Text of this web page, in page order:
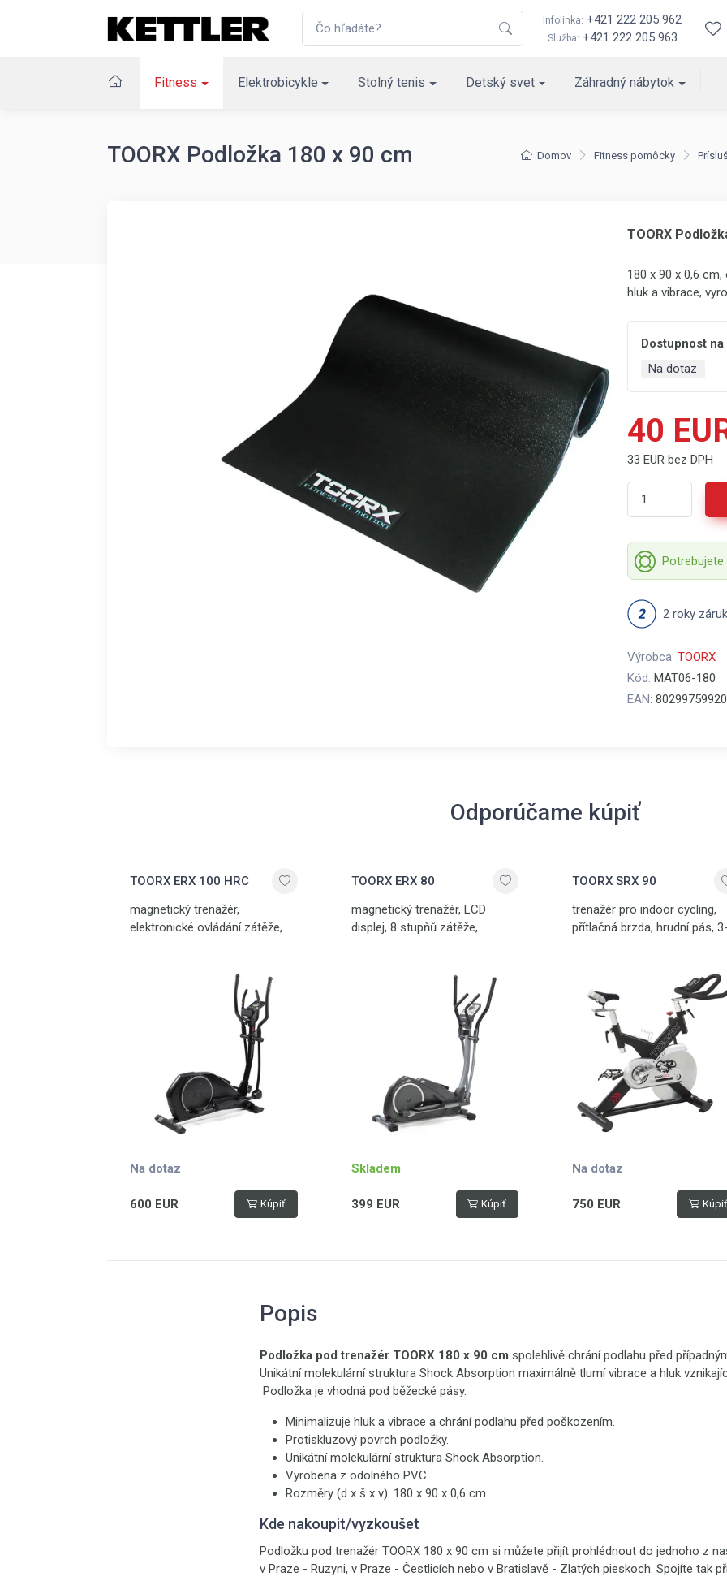
Infolinka: +421 222 205 962
Služba: +421 222 205 963
Fitness Elektrobicykle Stolný tenis Detský svet Záhradný nábytok
Domov Fitness pomôcky
TOORX Podložka 180 x 90 cm
TOORX
180 x 90 x 0,6
hluk a vibrace,
Dostupnost
Na dotaz
40
33 EUR bez DPH
2 roky
Výrobca: TOORX
Kód: MAT06-180
EAN:
Odporúčame kúpiť
TOORX ERX 100 HRC
magnetický trenažér,
elektronické ovládání zátěže,
kg setrvačník, nosnost 130 kg
Na dotaz
600 EUR Kúpiť
TOORX ERX 80
magnetický trenažér, LCD
displej, 8 stupňů zátěže,
Skladem
399 EUR Kúpiť
TOORX SRX 90
trenažér pro indoor cycling,
přítlačná brzda, hrudní pás, 3-
Na dotaz
750 EUR Kúpiť
Popis
Podložka pod trenažér TOORX 180 x 90 cm spolehlivě chrání podlahu před
Unikátní molekulární struktura Shock Absorption maximálně tlumí vibrace a hluk
Podložka je vhodná pod běžecké pásy.
Minimalizuje hluk a vibrace a chrání podlahu před poškozením.
Protiskluzový povrch podložky.
Unikátní molekulární struktura Shock Absorption.
Vyrobena z odolného PVC.
Rozměry (d x š x v): 180 x 90 x 0,6 cm.
Kde nakoupit/vyzkoušet
Podložku pod trenažér TOORX 180 x 90 cm si můžete přijít prohlédnout do jednoho z
v Praze - Ruzyni, v Praze - Čestlicích nebo v Bratislavě - Zlatých pieskoch. Spojíte tak